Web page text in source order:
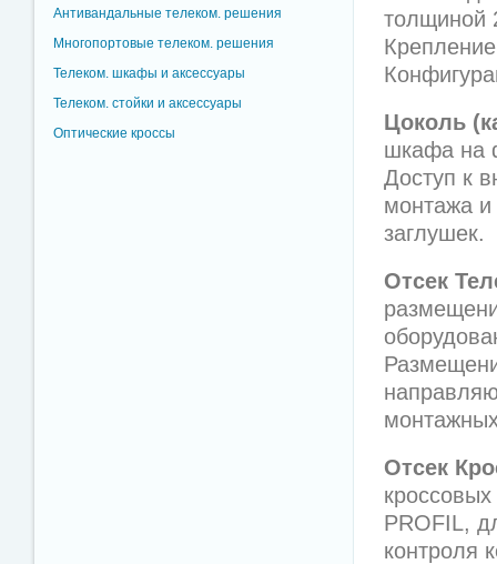
Антивандальные телеком. решения
Многопортовые телеком. решения
Телеком. шкафы и аксессуары
Телеком. стойки и аксессуары
Оптические кроссы
толщиной
Цоколь
шкафа на
Доступ к
монтажа и
заглушек.
Отсек
Отсек
РROFIL,
контроля